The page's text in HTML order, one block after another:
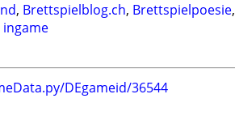
, Brettspielblog.ch, Brettspielpoesie,
ingame
DEgameid/36544